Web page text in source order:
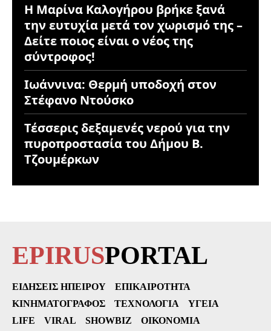
Η Μαρίνα Καλογήρου βρήκε ξανά
την ευτυχία μετά τον χωρισμό της –
Δείτε ποιος είναι ο νέος της
σύντροφος!
Ιωάννινα: Θερμή υποδοχή στον
Στέφανο Ντούσκο
Τέσσερις δεξαμενές νερού για την
πυροπροστασία του Δήμου Β.
Τζουμέρκων
EPIRUSPORTAL
ΕΙΔΉΣΕΙΣ ΗΠΕΊΡΟΥ
ΕΠΙΚΑΙΡΌΤΗΤΑ
ΚΙΝΗΜΑΤΟΓΡΆΦΟΣ
ΤΕΧΝΟΛΟΓΊΑ
ΥΓΕΊΑ
LIFE
VIRAL SHOWBIZ
ΟΙΚΟΝΟΜΊΑ